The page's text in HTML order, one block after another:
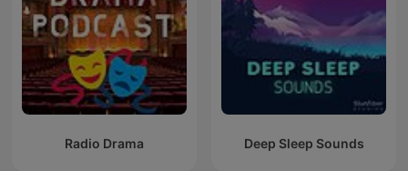
Radio Drama Deep Sleep Sounds